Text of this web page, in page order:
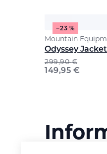
−23 %
Mountain
Odyssey
299,90€
149,95 €